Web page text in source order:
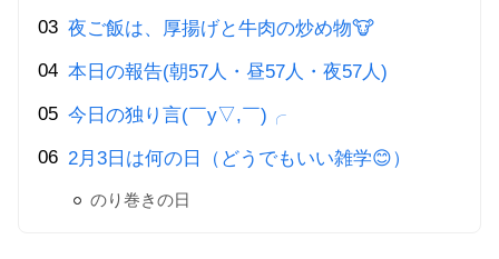
夜ご飯は、厚揚げと牛肉の炒め物🐮
本日の報告(朝57人・昼57人・夜57人)
今日の独り言(￣y▽,￣)╭
2月3日は何の日（どうでもいい雑学😊）
のり巻きの日